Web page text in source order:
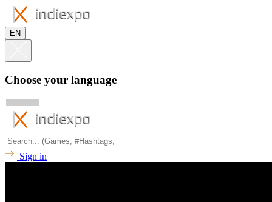
EN
Choose your language
Sign in